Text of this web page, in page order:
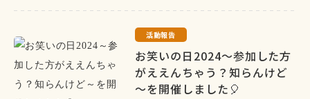
活動報告
お笑いの日2024～参加した方
がええんちゃう？知らんけど
～を開催しました🎈